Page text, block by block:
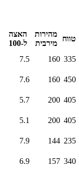
טווח
מהירות
מירבית
האצה
ל-100
335
160
7.5
450
160
7.6
405
200
5.7
405
200
5.1
235
144
7.9
340
157
6.9